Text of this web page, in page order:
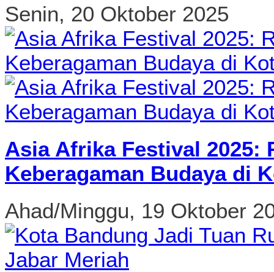
Senin, 20 Oktober 2025
Asia Afrika Festival 2025:
Keberagaman Budaya di
Ahad/Minggu, 19 Oktober